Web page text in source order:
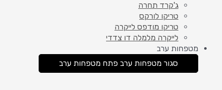
ג'קרד תחרה
טריקו לורקס
טריקו מודפס לייקרה
לייקרה מלמלה דו צדדי
מטפחות ערב
סגור מטפחות ערב פתח מטפחות ערב